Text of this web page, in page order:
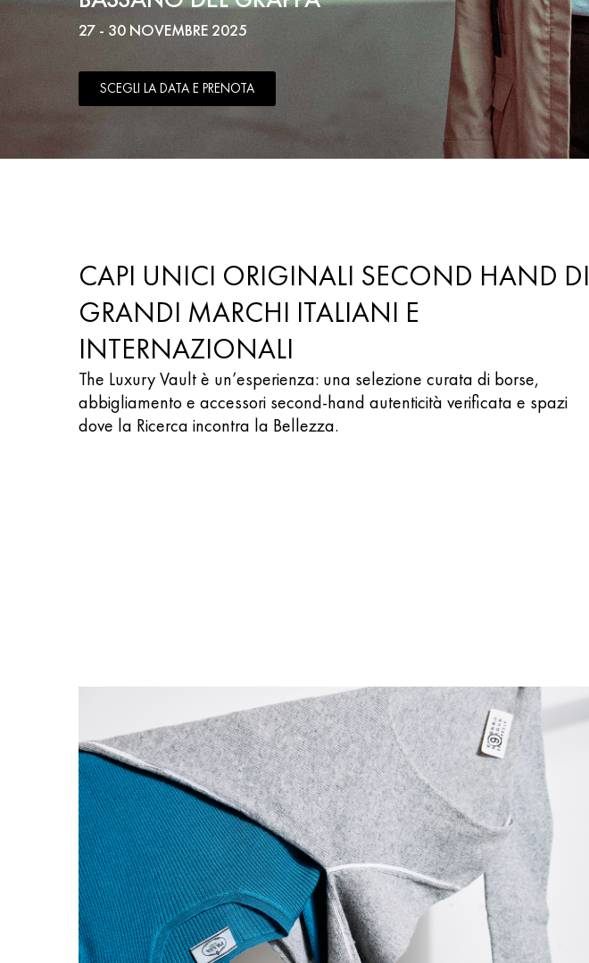
27 - 30 NOVEMBRE 2025
SCEGLI LA DATA E PRENOTA
CAPI UNICI ORIGINALI SECOND HAND DI
GRANDI MARCHI ITALIANI E
INTERNAZIONALI
The Luxury Vault è un’esperienza: una selezione curata di borse,
abbigliamento e accessori second-hand autenticità verificata e spazi
dove la Ricerca incontra la Bellezza.